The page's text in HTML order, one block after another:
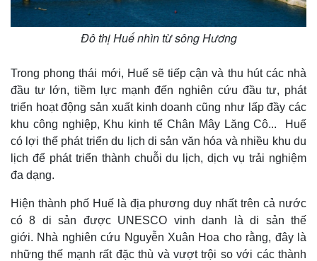
Kinh tế
Thị trường
Đô thị Huế nhìn từ sông Hương
Trong phong thái mới, Huế sẽ tiếp cận và thu hút các nhà
đầu tư lớn, tiềm lực mạnh đến nghiên cứu đầu tư, phát
triển hoạt động sản xuất kinh doanh cũng như lấp đầy các
khu công nghiệp, Khu kinh tế Chân Mây Lăng Cô... Huế
có lợi thế phát triển du lịch di sản văn hóa và nhiều khu du
lịch để phát triển thành chuỗi du lịch, dịch vụ trải nghiệm
đa dạng.
Hiện thành phố Huế là địa phương duy nhất trên cả nước
có 8 di sản được UNESCO vinh danh là di sản thế
giới. Nhà nghiên cứu Nguyễn Xuân Hoa cho rằng, đây là
những thế mạnh rất đặc thù và vượt trội so với các thành